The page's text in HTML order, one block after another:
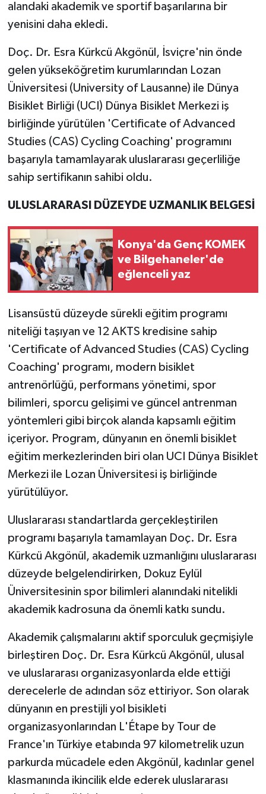
alandaki akademik ve sportif başarılarına bir
yenisini daha ekledi.
Doç. Dr. Esra Kürkcü Akgönül, İsviçre'nin önde
gelen yükseköğretim kurumlarından Lozan
Üniversitesi (University of Lausanne) ile Dünya
Bisiklet Birliği (UCI) Dünya Bisiklet Merkezi iş
birliğinde yürütülen 'Certificate of Advanced
Studies (CAS) Cycling Coaching' programını
başarıyla tamamlayarak uluslararası geçerliliğe
sahip sertifikanın sahibi oldu.
ULUSLARARASI DÜZEYDE UZMANLIK BELGESİ
Konya'da Genç KOMEK
ve Bilgehaneler'de
eğlenceli yaz
Lisansüstü düzeyde sürekli eğitim programı
niteliği taşıyan ve 12 AKTS kredisine sahip
'Certificate of Advanced Studies (CAS) Cycling
Coaching' programı, modern bisiklet
antrenörlüğü, performans yönetimi, spor
bilimleri, sporcu gelişimi ve güncel antrenman
yöntemleri gibi birçok alanda kapsamlı eğitim
içeriyor. Program, dünyanın en önemli bisiklet
eğitim merkezlerinden biri olan UCI Dünya Bisiklet
Merkezi ile Lozan Üniversitesi iş birliğinde
yürütülüyor.
Uluslararası standartlarda gerçekleştirilen
programı başarıyla tamamlayan Doç. Dr. Esra
Kürkcü Akgönül, akademik uzmanlığını uluslararası
düzeyde belgelendirirken, Dokuz Eylül
Üniversitesinin spor bilimleri alanındaki nitelikli
akademik kadrosuna da önemli katkı sundu.
Akademik çalışmalarını aktif sporculuk geçmişiyle
birleştiren Doç. Dr. Esra Kürkcü Akgönül, ulusal
ve uluslararası organizasyonlarda elde ettiği
derecelerle de adından söz ettiriyor. Son olarak
dünyanın en prestijli yol bisikleti
organizasyonlarından L'Étape by Tour de
France'ın Türkiye etabında 97 kilometrelik uzun
parkurda mücadele eden Akgönül, kadınlar genel
klasmanında ikincilik elde ederek uluslararası